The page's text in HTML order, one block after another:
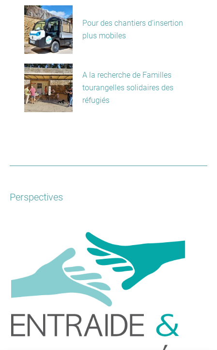
Pour des chantiers d’insertion
plus mobiles
A la recherche de Familles
tourangelles solidaires des
réfugiés
Perspectives